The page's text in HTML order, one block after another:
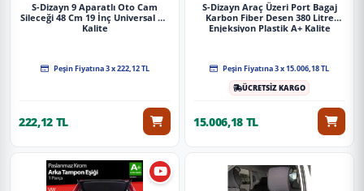
S-Dizayn 9 Aparatlı Oto Cam
Sileceği 48 Cm 19 İnç Universal A+
Kalite
Peşin Fiyatına 3 x 222,12 TL
222,12 TL
S-Dizayn Araç Üzeri Port Bagaj
Karbon Fiber Desen 380 Litre
Enjeksiyon Plastik A+ Kalite
Peşin Fiyatına 3 x 15.006,18 TL
ÜCRETSİZ KARGO
15.006,18 TL